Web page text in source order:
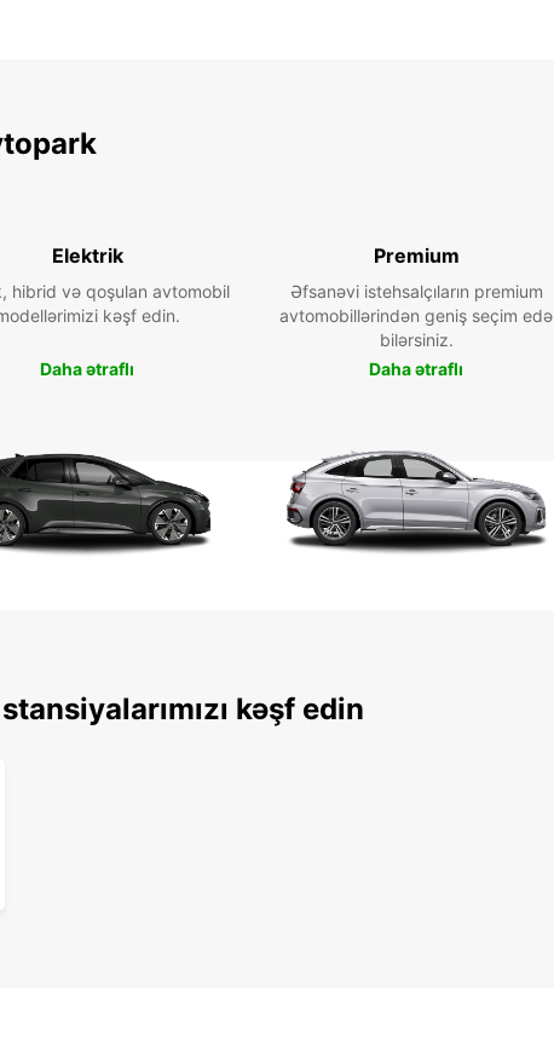
Elektrik
hibrid və qoşulan avtomobil
kəşf edin.
Daha ətraflı
Premium
Əfsanəvi istehsalçıların premium
avtomobillərindən geniş seçim edə
bilərsiniz.
Daha ətraflı
kəşf edin